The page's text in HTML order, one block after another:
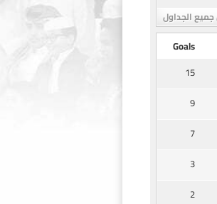
الجداول
Goals
15
9
7
3
2